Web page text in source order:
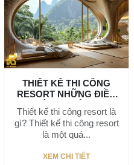
THIẾT KẾ THI CÔNG
RESORT NHỮNG ĐIỀU
Thiết kế thi công resort là
gì? Thiết kế thi công resort
là một quá...
XEM CHI TIẾT